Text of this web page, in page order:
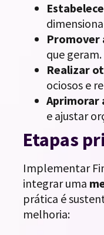
Promover
que geram.
Realizar
ociosos e
Aprimorar
e ajustar
Etapas
Implementar
integrar uma
prática é
melhoria: